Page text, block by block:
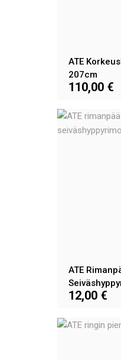
ATE
207cm
110,00 €
ATE
12,00 €